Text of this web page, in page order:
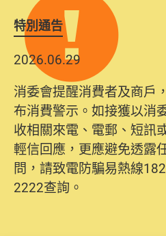
特別通告
2026.06.29
消委會提醒消費者及商戶
布消費警示。如接獲以消
收相關來電、電郵、短訊
輕信回應，更應避免透露
問，請致電防騙易熱線
2222查詢。